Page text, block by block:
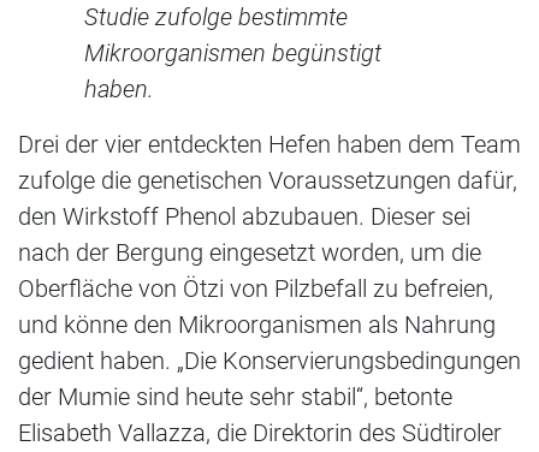
Studie zufolge bestimmte
Mikroorganismen begünstigt
haben.
Drei der vier entdeckten Hefen haben dem Team
zufolge die genetischen Voraussetzungen dafür,
den Wirkstoff Phenol abzubauen. Dieser sei
nach der Bergung eingesetzt worden, um die
Oberfläche von Ötzi von Pilzbefall zu befreien,
und könne den Mikroorganismen als Nahrung
gedient haben. „Die Konservierungsbedingungen
der Mumie sind heute sehr stabil“, betonte
Elisabeth Vallazza, die Direktorin des Südtiroler